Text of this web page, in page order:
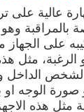
عالية على
بالمراقبة
على الجهاز
مثل
الداخل
صورة الوجه
هذه